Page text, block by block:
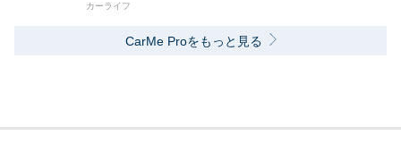
カーライフ
CarMe Proをもっと見る